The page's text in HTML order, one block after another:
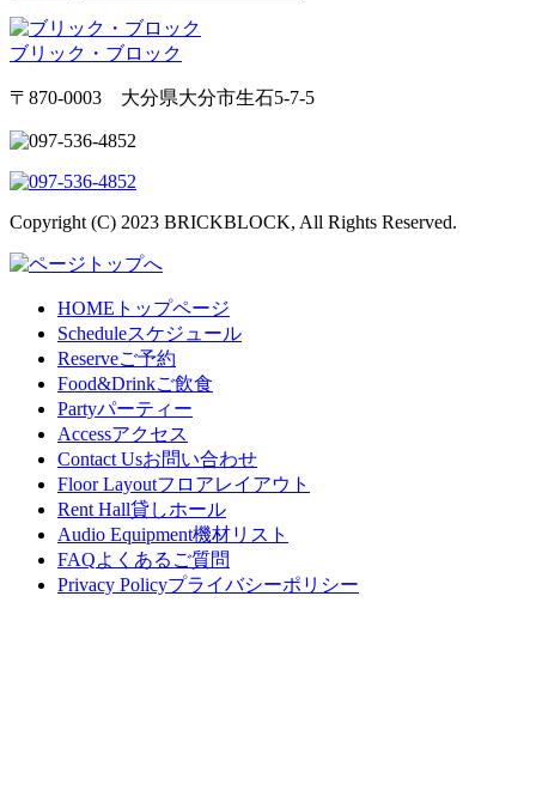
ブリック・ブロック
〒870-0003 大分県大分市生石5-7-5
Copyright (C) 2023 BRICKBLOCK, All Rights Reserved.
HOME トップページ
Scheduleスケジュール
Reserveご予約
Food&Drinkご飲食
Partyパーティー
Accessアクセス
Contact Usお問い合わせ
Floor Layoutフロアレイアウト
Rent Hall貸しホール
Audio Equipment機材リスト
FAQよくあるご質問
Privacy Policyプライバシーポリシー